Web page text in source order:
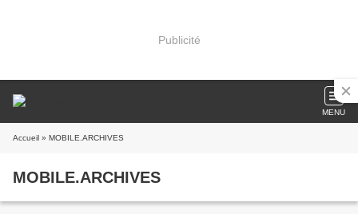
Publicité
MENU
Accueil » MOBILE.ARCHIVES
MOBILE.ARCHIVES